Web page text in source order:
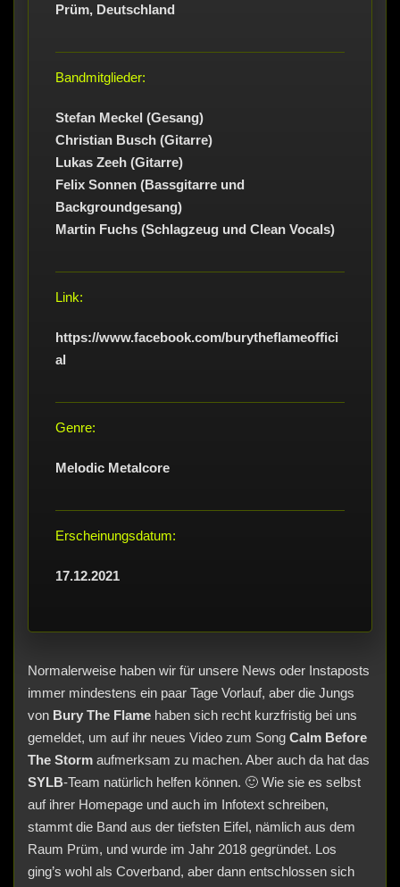
Prüm, Deutschland
Bandmitglieder:
Stefan Meckel (Gesang)
Christian Busch (Gitarre)
Lukas Zeeh (Gitarre)
Felix Sonnen (Bassgitarre und
Backgroundgesang)
Martin Fuchs (Schlagzeug und Clean Vocals)
Link:
https://www.facebook.com/burytheflameoffici
al
Genre:
Melodic Metalcore
Erscheinungsdatum:
17.12.2021
Normalerweise haben wir für unsere News oder Instaposts
immer mindestens ein paar Tage Vorlauf, aber die Jungs
von Bury The Flame haben sich recht kurzfristig bei uns
gemeldet, um auf ihr neues Video zum Song Calm Before
The Storm aufmerksam zu machen. Aber auch da hat das
SYLB-Team natürlich helfen können. 🙂 Wie sie es selbst
auf ihrer Homepage und auch im Infotext schreiben,
stammt die Band aus der tiefsten Eifel, nämlich aus dem
Raum Prüm, und wurde im Jahr 2018 gegründet. Los
ging’s wohl als Coverband, aber dann entschlossen sich